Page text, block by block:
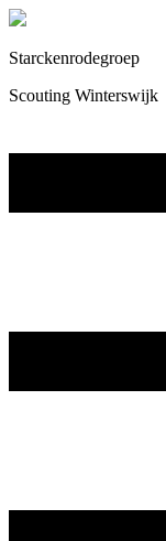
Starckenrodegroep
Scouting Winterswijk